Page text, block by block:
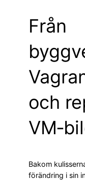
Från
och
Bakom
förändring i sin